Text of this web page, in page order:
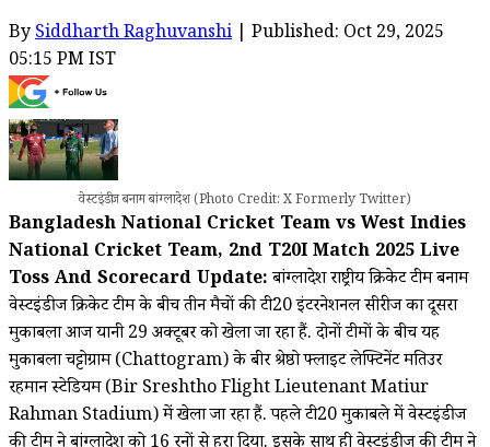
BySiddharth Raghuvanshi | Published: Oct 29, 2025
05:15 PM IST
वेस्टइंडीज बनाम बांग्लादेश (Photo Credit: X Formerly Twitter)
Bangladesh National Cricket Team vs West Indies
National Cricket Team, 2nd T20I Match 2025 Live
Toss And Scorecard Update:बांग्लादेश राष्ट्रीय क्रिकेट टीम बनाम
वेस्टइंडीज क्रिकेट टीम के बीच तीन मैचों की टी20 इंटरनेशनल सीरीज का दूसरा
मुकाबला आज यानी 29 अक्टूबर को खेला जा रहा हैं. दोनों टीमों के बीच यह
मुकाबला चट्टोग्राम (Chattogram) के बीर श्रेष्ठो फ्लाइट लेफ्टिनेंट मतिउर
रहमान स्टेडियम (Bir Sreshtho Flight Lieutenant Matiur
Rahman Stadium) में खेला जा रहा हैं. पहले टी20 मुकाबले में वेस्टइंडीज